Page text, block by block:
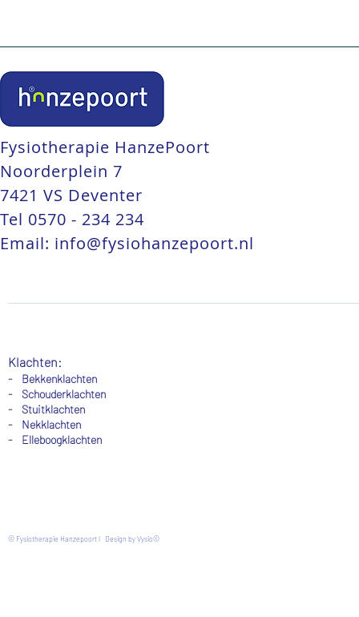
Fysiotherapie HanzePoort
Noorderplein 7
7421 VS Deventer
Tel 0570 - 234 234
Email: info@fysiohanzepoort.nl
Klachten:
- Bekkenklachten
- Schouderklachten
- Stuitklachten
- Nekklachten
- Elleboogklachten
© Fysiotherapie Hanzepoort l Design by Vysio©